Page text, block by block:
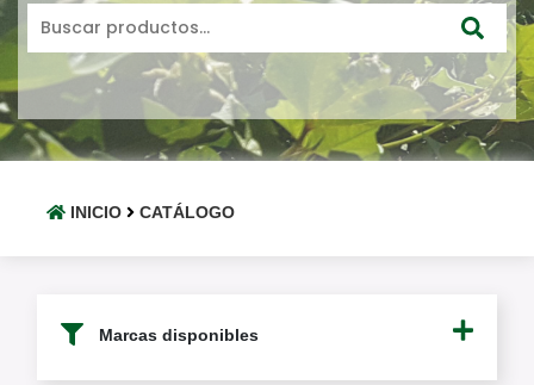
INICIO CATÁLOGO
Marcas disponibles